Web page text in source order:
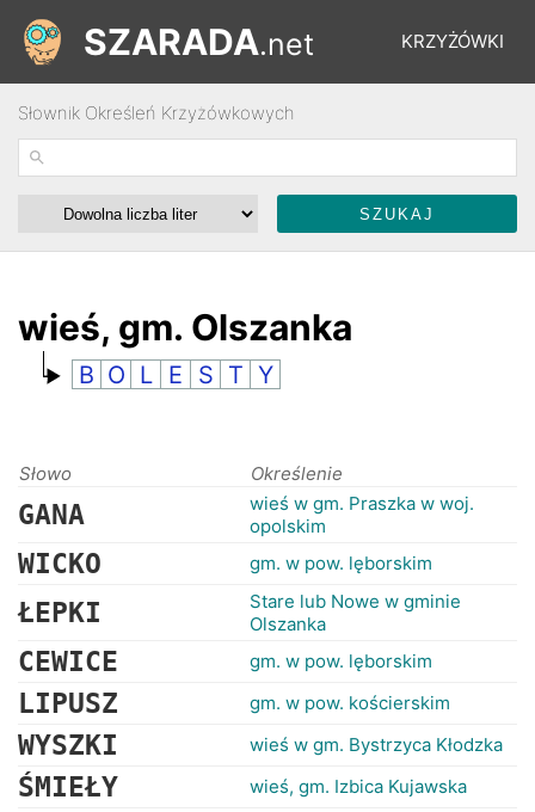
KRZYŻÓWKI
ŁAMIGŁÓWKI
SZARADA.net
Słownik Określeń Krzyżówkowych
wieś, gm. Olszanka
B O L E S T Y
Słowo Określenie
GANA
wieś w gm. Praszka w woj.
opolskim
WICKO gm. w pow. lęborskim
ŁEPKI
Stare lub Nowe w gminie
Olszanka
CEWICE gm. w pow. lęborskim
LIPUSZ gm. w pow. kościerskim
WYSZKI wieś w gm. Bystrzyca Kłodzka
ŚMIEŁY wieś, gm. Izbica Kujawska